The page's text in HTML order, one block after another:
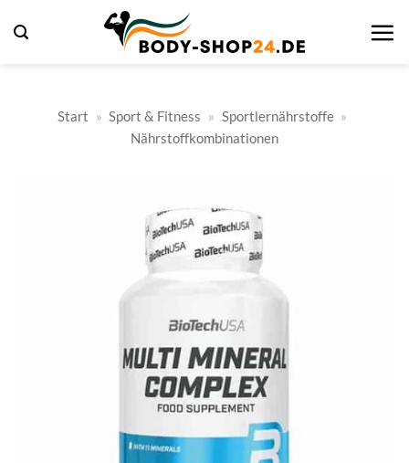
Inhalt
Start » Sport & Fitness » Sportlernährstoffe »
Nährstoffkombinationen